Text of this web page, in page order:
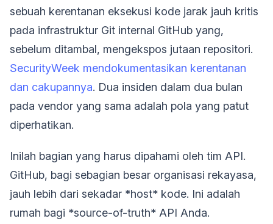
sebuah kerentanan eksekusi kode jarak jauh kritis
pada infrastruktur Git internal GitHub yang,
sebelum ditambal, mengekspos jutaan repositori.
SecurityWeek mendokumentasikan kerentanan
dan cakupannya. Dua insiden dalam dua bulan
pada vendor yang sama adalah pola yang patut
diperhatikan.
Inilah bagian yang harus dipahami oleh tim API.
GitHub, bagi sebagian besar organisasi rekayasa,
jauh lebih dari sekadar *host* kode. Ini adalah
rumah bagi *source-of-truth* API Anda.